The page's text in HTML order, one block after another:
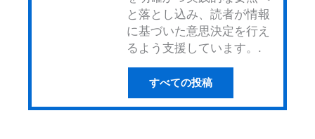
と落とし込み、読者が情報
に基づいた意思決定を行え
るよう支援しています。.
すべての投稿